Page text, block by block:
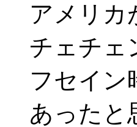
アメリカ
チェチェ
フセイン
あったと